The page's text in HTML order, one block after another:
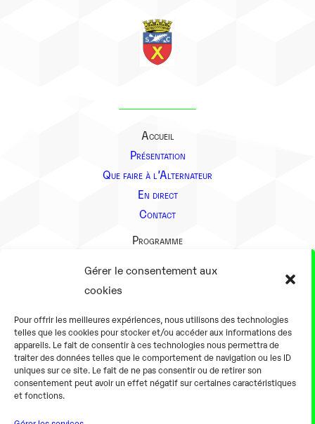
Gérer le consentement aux
cookies
Pour offrir les meilleures expériences, nous utilisons des technologies
telles que les cookies pour stocker et/ou accéder aux informations des
appareils. Le fait de consentir à ces technologies nous permettra de
traiter des données telles que le comportement de navigation ou les ID
uniques sur ce site. Le fait de ne pas consentir ou de retirer son
consentement peut avoir un effet négatif sur certaines caractéristiques
et fonctions.
Accueil
Présentation
Que faire à l’Alternateur
En direct
Contact
Programme
Présentation
En pratique
Tarifs et horaires
Salles
Équipements numériques